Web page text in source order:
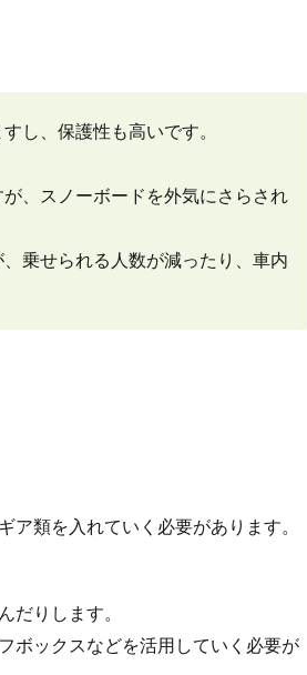
し、保護性も高いです。
、スノーボードを外気にさらされ
乗せられる人数が減ったり、車内
類を入れていく必要があります。
だりします。
ボックスなどを活用していく必要が